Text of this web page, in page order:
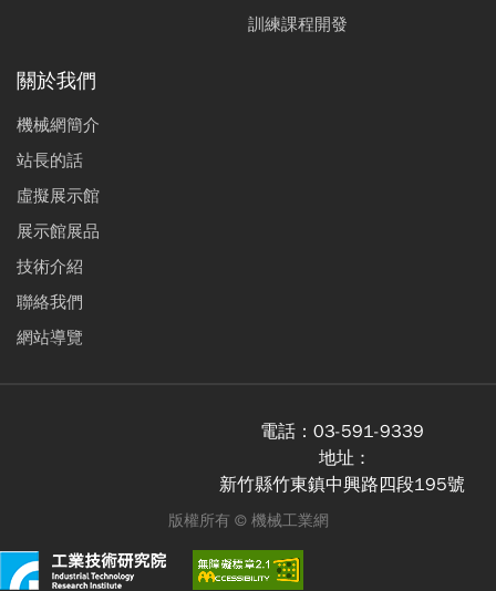
訓練課程開發
關於我們
機械網簡介
站長的話
虛擬展示館
展示館展品
技術介紹
聯絡我們
網站導覽
電話： 03-591-9339
地址 :
新竹縣竹東鎮中興路四段195號
版權所有 © 機械工業網